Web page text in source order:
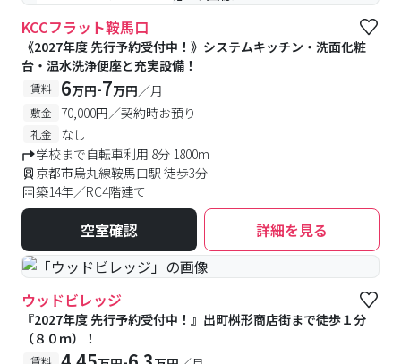
#予約受付中 #空室待ち
KCCフラット鞍馬口
《2027年度 先行予約受付中！》システムキッチン・洗面化粧
台・温水洗浄便座と充実設備！
賃料 6万円-7万円／月
敷金 70,000円／契約時お預り
礼金
なし
学校まで自転車利用 8分 1800m
京都市烏丸線鞍馬口駅 徒歩3分
築14年／RC4階建て
空室確認 詳細を見る
ウッドビレッジ
『2027年度 先行予約受付中！』出町桝形商店街まで徒歩１分
（８０ｍ）！
賃料